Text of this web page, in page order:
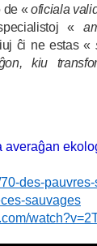
de «oficiala
«
ĉi ne estas «
kiu
averaĝan
des-
sauvages